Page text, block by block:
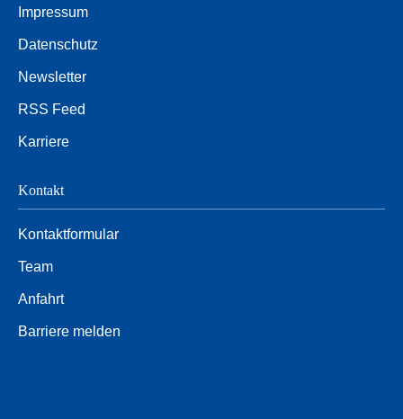
Impressum
Datenschutz
Newsletter
RSS Feed
Karriere
Kontakt
Kontaktformular
Team
Anfahrt
Barriere melden